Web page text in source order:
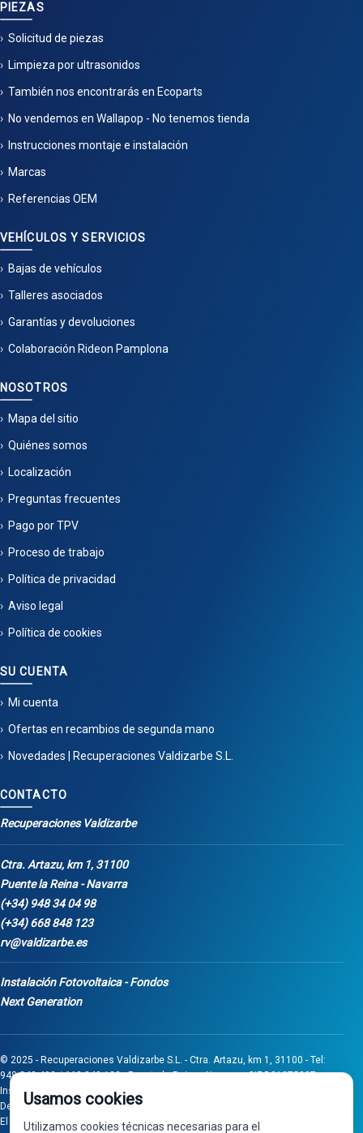
PIEZAS
Solicitud de piezas
Limpieza por ultrasonidos
También nos encontrarás en Ecoparts
No vendemos en Wallapop - No tenemos tienda
Instrucciones montaje e instalación
Marcas
Referencias OEM
VEHÍCULOS Y SERVICIOS
Bajas de vehículos
Talleres asociados
Garantías y devoluciones
Colaboración Rideon Pamplona
NOSOTROS
Mapa del sitio
Quiénes somos
Localización
Preguntas frecuentes
Pago por TPV
Proceso de trabajo
Política de privacidad
Aviso legal
Política de cookies
SU CUENTA
Mi cuenta
Ofertas en recambios de segunda mano
Novedades | Recuperaciones Valdizarbe S.L.
CONTACTO
Recuperaciones Valdizarbe
Ctra. Artazu, km 1, 31100
Puente la Reina - Navarra
(+34) 948 34 04 98
(+34) 668 848 123
rv@valdizarbe.es
Instalación Fotovoltaica - Fondos
Next Generation
© 2025 - Recuperaciones Valdizarbe S.L. - Ctra. Artazu, km 1, 31100 - Tel:
948 340 498 / 668 848 123 - Puente la Reina - Navarra - CIF B31275837.
Inscrita en el Registro Mercantil de Navarra, Tomo 32, Folio 75, Hoja 525.
Desarrollado porSeintosoft
El proyecto de inversión "0011-0558-2024-000008" ha sido subvencionado
Usamos cookies
Utilizamos cookies técnicas necesarias para el